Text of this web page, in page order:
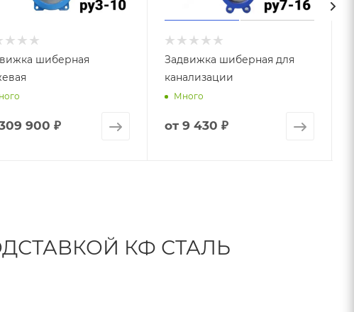
шиберная
900 ₽
Задвижка шиберная для
канализации
Много
от9 430 ₽
КФ СТАЛЬ